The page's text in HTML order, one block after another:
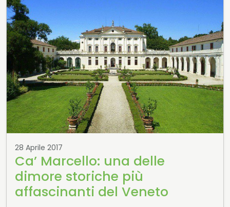
28 Aprile 2017
Ca’ Marcello: una delle
dimore storiche più
affascinanti del Veneto